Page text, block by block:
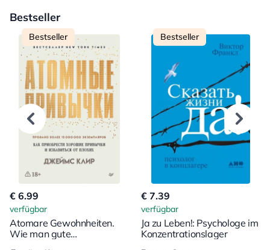
Bestseller
Bestseller
€ 6.99
verfügbar
Atomare Gewohnheiten.
Wie man gute
Bestseller
€ 7.39
verfügbar
Ja zu Leben!: Psychologe im
Konzentrationslager